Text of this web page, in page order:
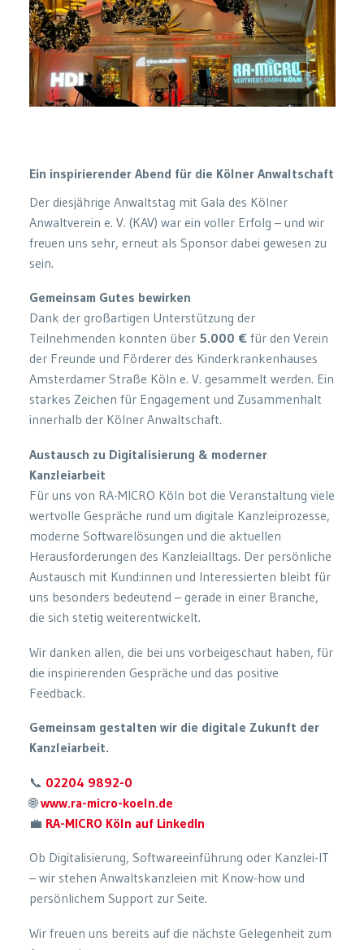
Ein inspirierender Abend für die Kölner Anwaltschaft
Der diesjährige Anwaltstag mit Gala des Kölner
Anwaltverein e. V. (KAV) war ein voller Erfolg – und wir
freuen uns sehr, erneut als Sponsor dabei gewesen zu
sein.
Gemeinsam Gutes bewirken
Dank der großartigen Unterstützung der
Teilnehmenden konnten über 5.000 € für den Verein
der Freunde und Förderer des Kinderkrankenhauses
Amsterdamer Straße Köln e. V. gesammelt werden. Ein
starkes Zeichen für Engagement und Zusammenhalt
innerhalb der Kölner Anwaltschaft.
Austausch zu Digitalisierung & moderner
Kanzleiarbeit
Für uns von RA-MICRO Köln bot die Veranstaltung viele
wertvolle Gespräche rund um digitale Kanzleiprozesse,
moderne Softwarelösungen und die aktuellen
Herausforderungen des Kanzleialltags. Der persönliche
Austausch mit Kund:innen und Interessierten bleibt für
uns besonders bedeutend – gerade in einer Branche,
die sich stetig weiterentwickelt.
Wir danken allen, die bei uns vorbeigeschaut haben, für
die inspirierenden Gespräche und das positive
Feedback.
Gemeinsam gestalten wir die digitale Zukunft der
Kanzleiarbeit.
📞 02204 9892-0
🌐www.ra-micro-koeln.de
💼 RA-MICRO Köln auf LinkedIn
Ob Digitalisierung, Softwareeinführung oder Kanzlei-IT
– wir stehen Anwaltskanzleien mit Know-how und
persönlichem Support zur Seite.
Wir freuen uns bereits auf die nächste Gelegenheit zum